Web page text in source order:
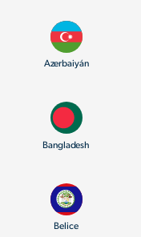
Azerbaiyán
Bangladesh
Belice